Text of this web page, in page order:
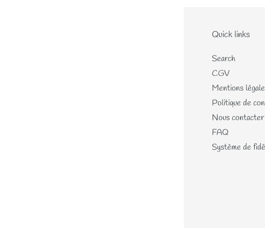
Quick links
Search
CGV
Mentions
Politique de
Nous contacter
FAQ
Système de